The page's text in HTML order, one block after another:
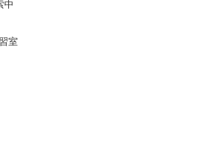
中
室